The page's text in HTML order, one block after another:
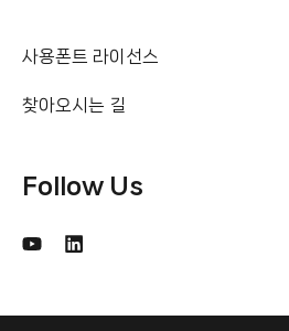
사용폰트 라이선스
찾아오시는 길
Follow Us